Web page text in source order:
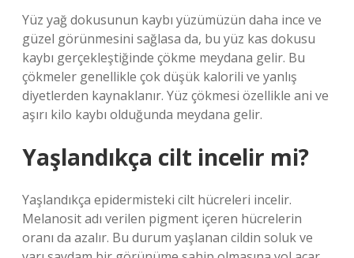
Yüz yağ dokusunun kaybı yüzümüzün daha ince ve
güzel görünmesini sağlasa da, bu yüz kas dokusu
kaybı gerçekleştiğinde çökme meydana gelir. Bu
çökmeler genellikle çok düşük kalorili ve yanlış
diyetlerden kaynaklanır. Yüz çökmesi özellikle ani ve
aşırı kilo kaybı olduğunda meydana gelir.
Yaşlandıkça cilt incelir mi?
Yaşlandıkça epidermisteki cilt hücreleri incelir.
Melanosit adı verilen pigment içeren hücrelerin
oranı da azalır. Bu durum yaşlanan cildin soluk ve